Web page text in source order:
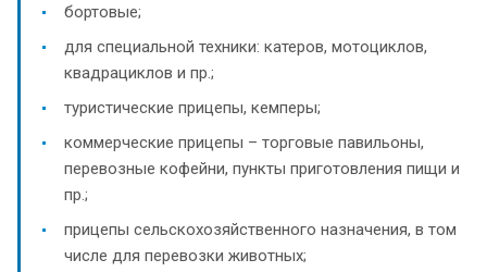
бортовые;
для специальной техники: катеров, мотоциклов,
квадрациклов и пр.;
туристические прицепы, кемперы;
коммерческие прицепы – торговые павильоны,
перевозные кофейни, пункты приготовления пищи и
пр.;
прицепы сельскохозяйственного назначения, в том
числе для перевозки животных;